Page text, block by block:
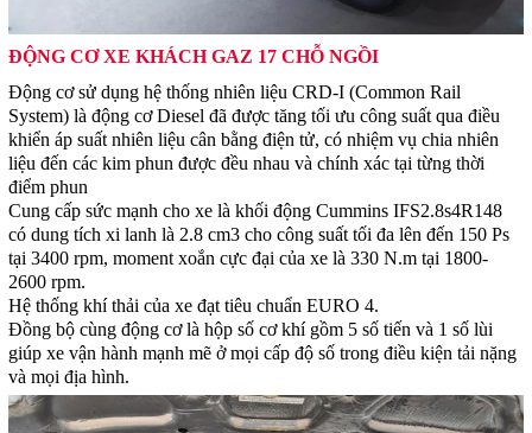
ĐỘNG CƠ XE KHÁCH GAZ 17 CHỖ NGỒI
Động cơ sử dụng hệ thống nhiên liệu CRD-I (Common Rail
System) là động cơ Diesel đã được tăng tối ưu công suất qua điều
khiển áp suất nhiên liệu cân bằng điện tử, có nhiệm vụ chia nhiên
liệu đến các kim phun được đều nhau và chính xác tại từng thời
điểm phun
Cung cấp sức mạnh cho xe là khối động Cummins IFS2.8s4R148
có dung tích xi lanh là 2.8 cm3 cho công suất tối đa lên đến 150 Ps
tại 3400 rpm, moment xoắn cực đại của xe là 330 N.m tại 1800-
2600 rpm.
Hệ thống khí thải của xe đạt tiêu chuẩn EURO 4.
Đồng bộ cùng động cơ là hộp số cơ khí gồm 5 số tiến và 1 số lùi
giúp xe vận hành mạnh mẽ ở mọi cấp độ số trong điều kiện tải nặng
và mọi địa hình.